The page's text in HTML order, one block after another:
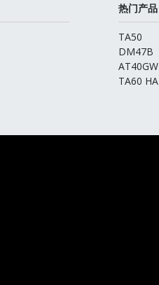
热门产品
TA50
DM47B
AT40GW
TA60 HA